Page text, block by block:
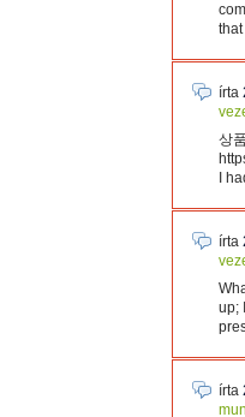
that
írta
상
I
írta
up;
írta